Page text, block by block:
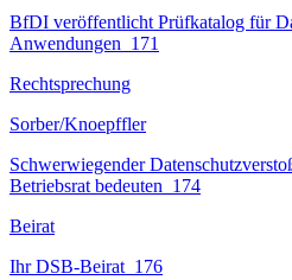
BfDI veröffentlicht Prüfkatalog für
Anwendungen 171
Rechtsprechung
Sorber/Knoepffler
Schwerwiegender
Betriebsrat bedeuten 174
Beirat
Ihr DSB-Beirat 176